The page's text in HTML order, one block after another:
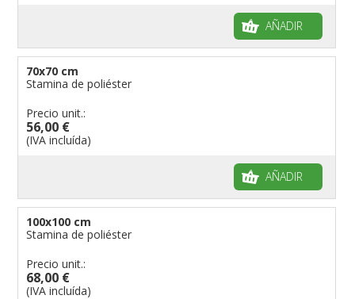
AÑADIR
70x70 cm
Stamina de poliéster
Precio unit.:
56,00 €
(IVA incluída)
AÑADIR
100x100 cm
Stamina de poliéster
Precio unit.:
68,00 €
(IVA incluída)